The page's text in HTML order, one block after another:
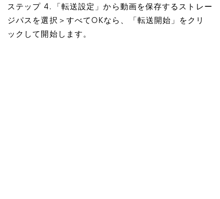
ステップ 4. 「転送設定」から動画を保存するストレー
ジパスを選択＞すべてOKなら、「転送開始」をクリ
ックして開始します。